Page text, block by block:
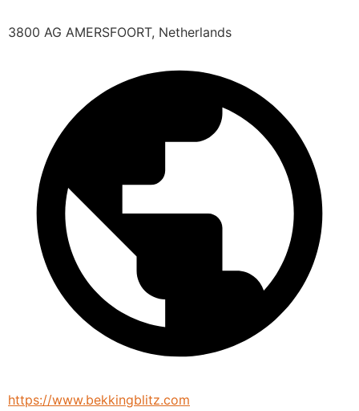
3800 AG AMERSFOORT, Netherlands
https://www.bekkingblitz.com